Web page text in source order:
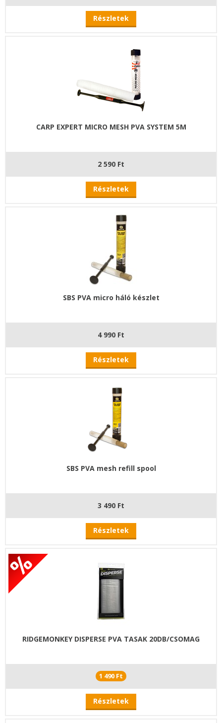
Részletek
CARP EXPERT MICRO MESH PVA SYSTEM 5M
2 590 Ft
Részletek
SBS PVA micro háló készlet
4 990 Ft
Részletek
SBS PVA mesh refill spool
3 490 Ft
Részletek
RIDGEMONKEY DISPERSE PVA TASAK 20DB/CSOMAG
1 490 Ft
Részletek